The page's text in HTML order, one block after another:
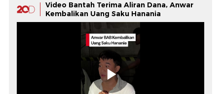
Video Bantah Terima Aliran Dana, Anwar
Kembalikan Uang Saku Hanania